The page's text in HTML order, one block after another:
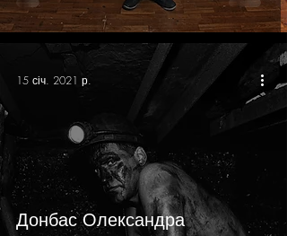
Донбас Олександра
15 січ. 2021 р.